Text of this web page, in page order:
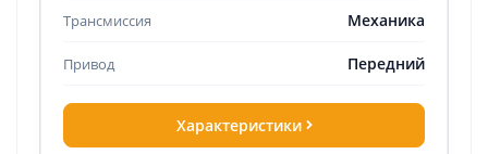
Механика
Передний
Характеристики